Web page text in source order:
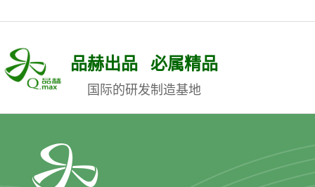
品赫出品 必属精品
国际的研发制造基地